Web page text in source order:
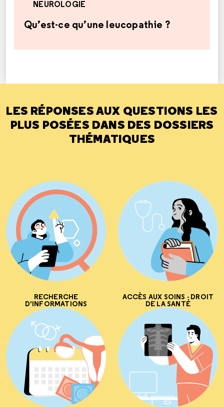
NEUROLOGIE
Qu’est-ce qu’une leucopathie ?
LES RÉPONSES AUX QUESTIONS LES
PLUS POSÉES DANS DES DOSSIERS
THÉMATIQUES
RECHERCHE
D'INFORMATIONS
ACCÈS AUX SOINS - DROIT
DE LA SANTÉ